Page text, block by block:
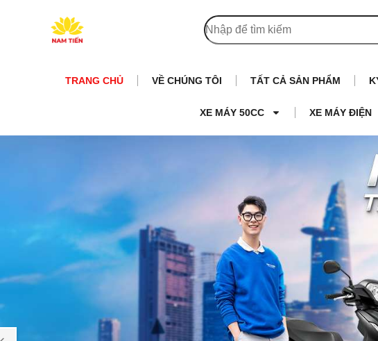
TRANG CHỦ VỀ CHÚNG TÔI TẤT CẢ SẢN PHẨM
XE MÁY 50CC XE MÁY ĐIỆN